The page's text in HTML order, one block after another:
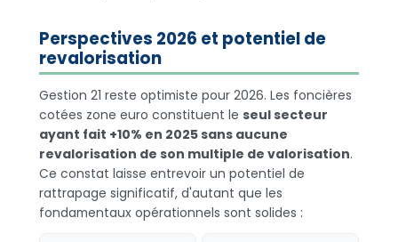
Perspectives 2026 et potentiel de
revalorisation
Gestion 21 reste optimiste pour 2026. Les foncières
cotées zone euro constituent le seul secteur
ayant fait +10% en 2025 sans aucune
revalorisation de son multiple de valorisation.
Ce constat laisse entrevoir un potentiel de
rattrapage significatif, d'autant que les
fondamentaux opérationnels sont solides :